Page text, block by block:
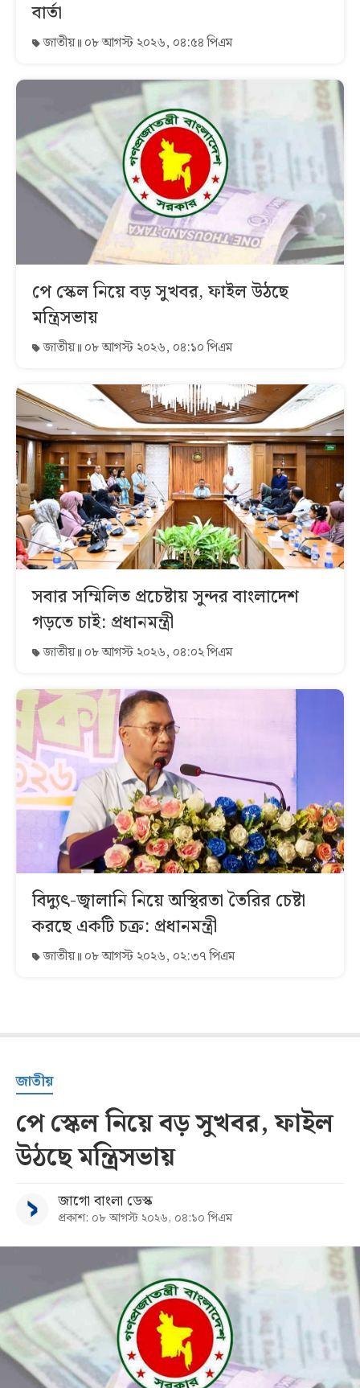
বার্তা
জাতীয় ০৮ আগস্ট ২০২৬, ০৪:৫৪ পিএম
পে স্কেল নিয়ে বড় সুখবর, ফাইল উঠছে
মন্ত্রিসভায়
জাতীয় ০৮ আগস্ট ২০২৬, ০৪:১০ পিএম
সবার সম্মিলিত প্রচেষ্টায় সুন্দর বাংলাদেশ
গড়তে চাই: প্রধানমন্ত্রী
জাতীয় ০৮ আগস্ট ২০২৬, ০৪:০২ পিএম
বিদ্যুৎ-জ্বালানি নিয়ে অস্থিরতা তৈরির চেষ্টা
করছে একটি চক্র: প্রধানমন্ত্রী
জাতীয় ০৮ আগস্ট ২০২৬, ০২:৩৭ পিএম
জাতীয়
পে স্কেল নিয়ে বড় সুখবর, ফাইল
উঠছে মন্ত্রিসভায়
জাগো বাংলা ডেস্ক
প্রকাশ: ০৮ আগস্ট ২০২৬, ০৪:১০ পিএম